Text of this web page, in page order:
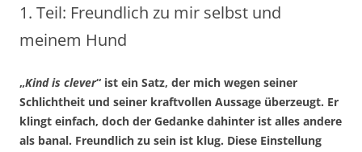
1. Teil: Freundlich zu mir selbst und
meinem Hund
„Kind is clever“ ist ein Satz, der mich wegen seiner
Schlichtheit und seiner kraftvollen Aussage überzeugt. Er
klingt einfach, doch der Gedanke dahinter ist alles andere
als banal. Freundlich zu sein ist klug. Diese Einstellung